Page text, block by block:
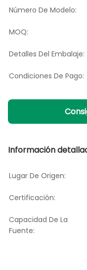
Número De Modelo:
MOQ:
Detalles Del Embalaje:
Condiciones De Pago:
Información
Lugar De Origen:
Certificación:
Capacidad De La
Fuente: